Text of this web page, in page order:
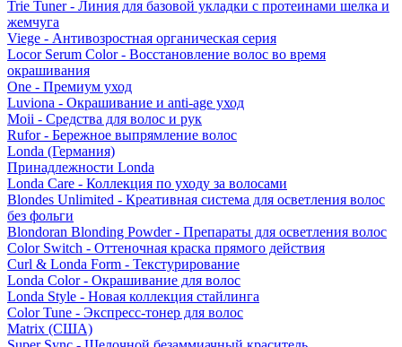
Trie Tuner - Линия для базовой укладки с протеинами шелка и
жемчуга
Viege - Антивозростная органическая серия
Locor Serum Color - Восстановление волос во время
окрашивания
One - Премиум уход
Luviona - Окрашивание и anti-age уход
Moii - Средства для волос и рук
Rufor - Бережное выпрямление волос
Londa (Германия)
Принадлежности Londa
Londa Care - Коллекция по уходу за волосами
Blondes Unlimited - Креативная система для осветления волос
без фольги
Blondoran Blonding Powder - Препараты для осветления волос
Color Switch - Оттеночная краска прямого действия
Curl & Londa Form - Текстурирование
Londa Color - Окрашивание для волос
Londa Style - Новая коллекция стайлинга
Color Tune - Экспресс-тонер для волос
Matrix (США)